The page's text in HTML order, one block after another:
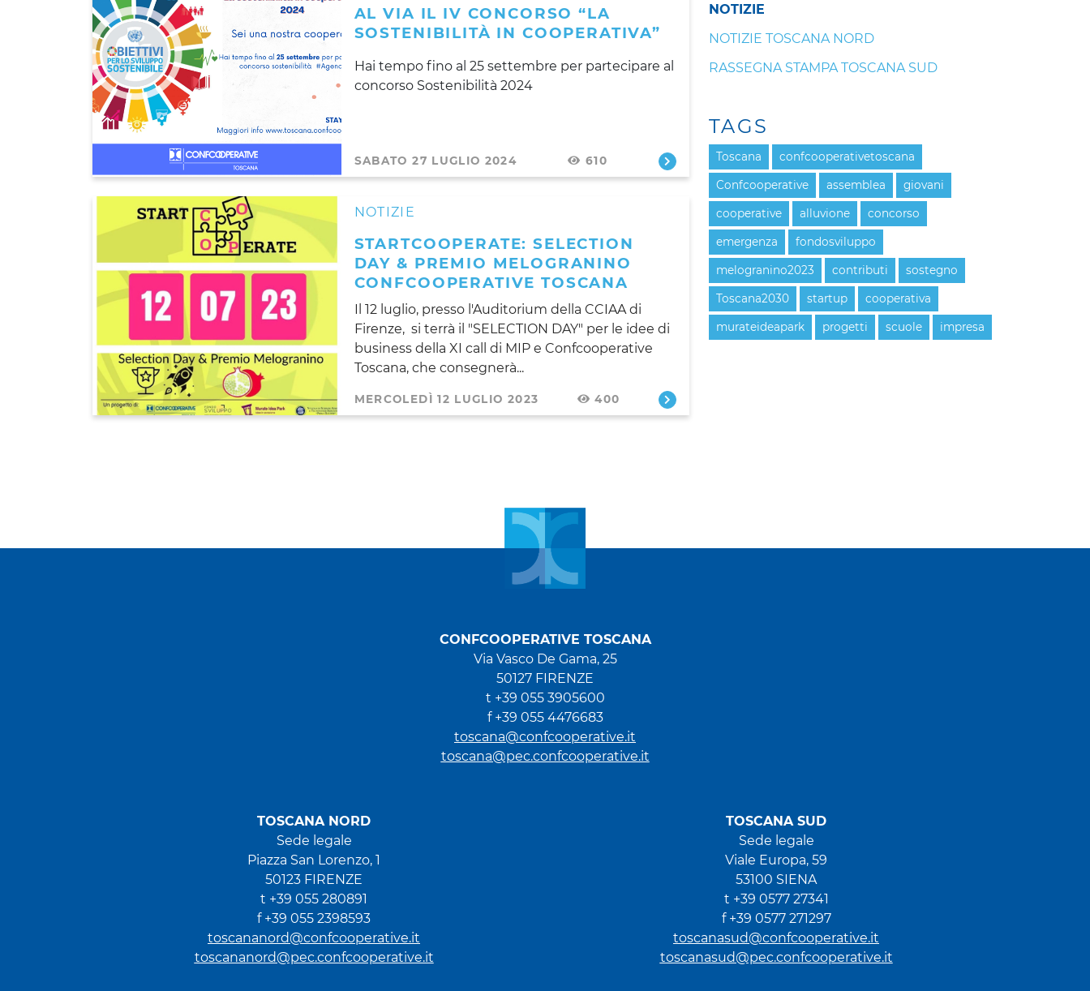
AL VIA IL IV CONCORSO “LA
SOSTENIBILITÀ IN COOPERATIVA”
Hai tempo fino al 25 settembre per partecipare al
concorso Sostenibilità 2024
SABATO 27 LUGLIO 2024 610
NOTIZIE
STARTCOOPERATE: SELECTION
DAY & PREMIO MELOGRANINO
CONFCOOPERATIVE TOSCANA
Il 12 luglio, presso l'Auditorium della CCIAA di
Firenze, si terrà il "SELECTION DAY" per le idee di
business della XI call di MIP e Confcooperative
Toscana, che consegnerà...
MERCOLEDÌ 12 LUGLIO 2023 400
NOTIZIE
NOTIZIE TOSCANA NORD
RASSEGNA STAMPA TOSCANA SUD
TAGS
Toscana confcooperativetoscana
Confcooperative assemblea giovani
cooperative alluvione concorso
emergenza fondosviluppo
melogranino2023 contributi sostegno
Toscana2030 startup cooperativa
murateideapark progetti scuole impresa
CONFCOOPERATIVE TOSCANA
Via Vasco De Gama, 25
50127 FIRENZE
t +39 055 3905600
f +39 055 4476683
toscana@confcooperative.it
toscana@pec.confcooperative.it
TOSCANA NORD
Sede legale
Piazza San Lorenzo, 1
50123 FIRENZE
t +39 055 280891
f +39 055 2398593
toscananord@confcooperative.it
toscananord@pec.confcooperative.it
TOSCANA SUD
Sede legale
Viale Europa, 59
53100 SIENA
t +39 0577 27341
f +39 0577 271297
toscanasud@confcooperative.it
toscanasud@pec.confcooperative.it